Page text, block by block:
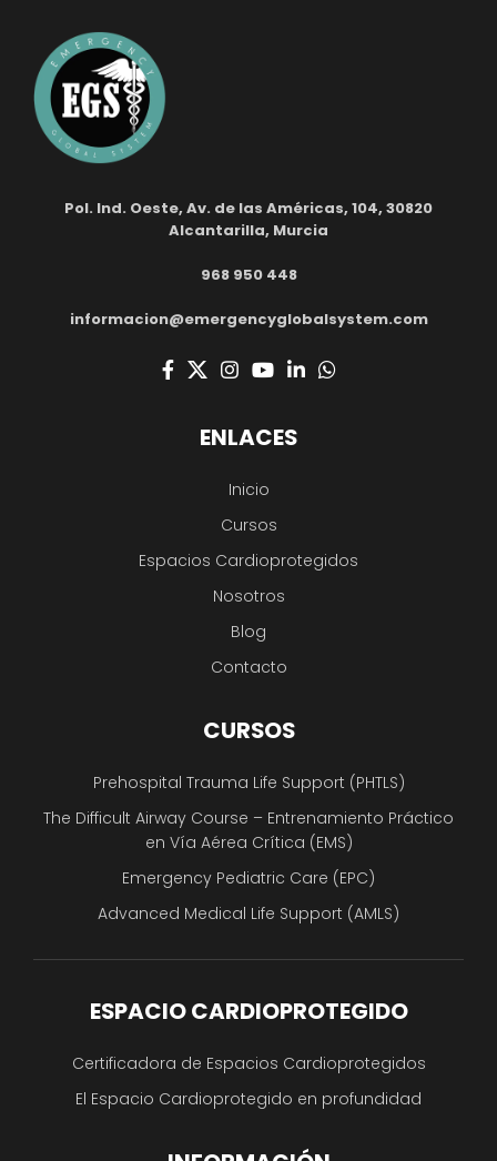
Pol. Ind. Oeste, Av. de las Américas, 104, 30820
Alcantarilla, Murcia
968 950 448
informacion@emergencyglobalsystem.com
ENLACES
Inicio
Cursos
Espacios Cardioprotegidos
Nosotros
Blog
Contacto
CURSOS
Prehospital Trauma Life Support (PHTLS)
The Difficult Airway Course – Entrenamiento Práctico
en Vía Aérea Crítica (EMS)
Emergency Pediatric Care (EPC)
Advanced Medical Life Support (AMLS)
ESPACIO CARDIOPROTEGIDO
Certificadora de Espacios Cardioprotegidos
El Espacio Cardioprotegido en profundidad